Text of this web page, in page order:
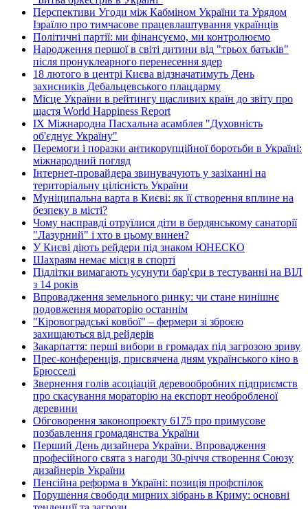
Перспективи Угоди між Кабміном України та Урядом
Ізраїлю про тимчасове працевлаштування українців
Політичні партії: ми фінансуємо, ми контролюємо
Народження першої в світі дитини від "трьох батьків"
після пронуклеарного перенесення ядер
18 лютого в центрі Києва відзначатимуть День
захисників Дебальцевського плацдарму
Місце України в рейтингу щасливих країн до звіту про
щастя World Happiness Report
ІХ Міжнародна Пасхальна асамблея "Духовність
об'єднує Україну"
Перемоги і поразки антикорупційної боротьби в Україні:
міжнародний погляд
Інтернет-провайдера звинувачують у зазіханні на
територіальну цілісність України
Муніципальна варта в Києві: як її створення вплине на
безпеку в місті?
Чому насправді отруїлися діти в бердянському санаторії
"Лазурний" і хто в цьому винен?
У Києві діють рейдери під знаком ЮНЕСКО
Шахраям немає місця в спорті
Підлітки вимагають усунути бар'єри в тестуванні на ВІЛ
з 14 років
Впровадження земельного ринку: чи стане нинішнє
подовження мораторію останнім
"Кіровоградські ковбої" – фермери зі зброєю
захищаються від рейдерів
Закарпаття: перші вибори в громадах під загрозою зриву
Прес-конференція, присвячена дням українського кіно в
Брюсселі
Звернення голів асоціацій деревообробних підприємств
про скасування мораторію на експорт необробленої
деревини
Обговорення законопроекту 6175 про примусове
позбавлення громадянства України
Перший День дизайнера України. Впровадження
професійного свята з нагоди 30-річчя створення Союзу
дизайнерів України
Пенсійна реформа в Україні: позиція профспілок
Порушення свободи мирних зібрань в Криму: основні